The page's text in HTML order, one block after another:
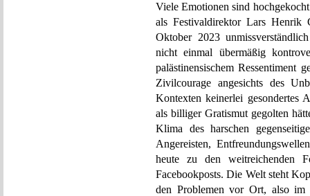
Viele Emotionen sind
als Festivaldirektor Lars Henrik
Oktober 2023
nicht einmal übermäßig
palästinensischem Ressentiment
Zivilcourage angesichts des
Kontexten keinerlei gesondertes
als billiger Gratismut gegolten
Klima des harschen
Angereisten,
heute zu den weitreichenden
Facebookposts. Die Welt steht
den Problemen vor Ort, also im